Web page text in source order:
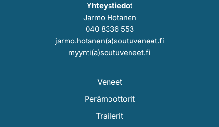
Yhteystiedot
Jarmo Hotanen
040 8336 553
jarmo.hotanen(a)soutuveneet.fi
myynti(a)soutuveneet.fi
Veneet
Perämoottorit
Trailerit